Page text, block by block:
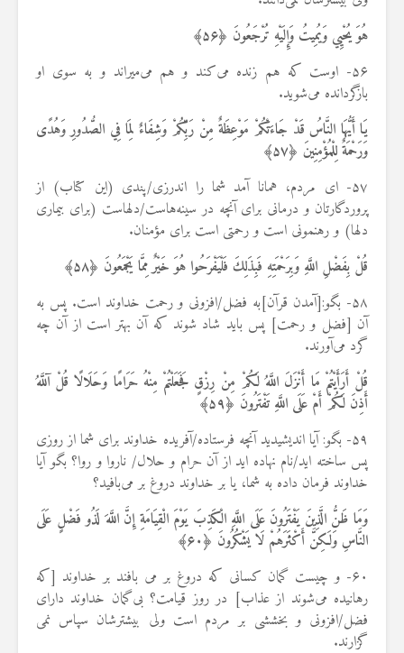
هُوَ يُحْيِي وَيُمِيتُ وَإِلَيْهِ تُرْجَعُونَ ﴿۵۶﴾
۵۶- اوست که هم زنده می‌کند و هم می‌میراند و به سوی او
بازگردانده می‌شوید.
يَا أَيُّهَا النَّاسُ قَدْ جَاءَتْكُمْ مَوْعِظَةٌ مِنْ رَبِّكُمْ وَشِفَاءٌ لِمَا فِي الصُّدُورِ وَهُدًى
وَرَحْمَةٌ لِلْمُؤْمِنِينَ ﴿۵۷﴾
۵۷- ای مردم، همانا آمد شما را اندرزی/پندی (این کتاب) از
پروردگارتان و درمانی برای آنچه در سینه‌هاست/دلهاست (برای بیماری
دلها) و رهنمونی است و رحمتی است برای مؤمنان.
قُلْ بِفَضْلِ اللَّهِ وَبِرَحْمَتِهِ فَبِذَلِكَ فَلْيَفْرَحُوا هُوَ خَيْرٌ مِمَّا يَجْمَعُونَ ﴿۵۸﴾
۵۸- بگو:[آمدن قرآن]به فضل/افزونی و رحمت خداوند است. پس به
آن [فضل و رحمت] پس باید شاد شوند که آن بهتر است از آن چه
گرد می‌آورند.
قُلْ أَرَأَيْتُمْ مَا أَنْزَلَ اللَّهُ لَكُمْ مِنْ رِزْقٍ فَجَعَلْتُمْ مِنْهُ حَرَامًا وَحَلَالًا قُلْ آللَّهُ
أَذِنَ لَكُمْ أَمْ عَلَى اللَّهِ تَفْتَرُونَ ﴿۵۹﴾
۵۹- بگو: آیا اندیشیدید آنچه فرستاده/آفریده خداوند برای شما از روزی
پس ساخته اید/نام نهاده اید از آن حرام و حلال/ ناروا و روا؟ بگو آیا
خداوند فرمان داده به شما، یا بر خداوند دروغ بر می‌بافید؟
وَمَا ظَنُّ الَّذِينَ يَفْتَرُونَ عَلَى اللَّهِ الْكَذِبَ يَوْمَ الْقِيَامَةِ إِنَّ اللَّهَ لَذُو فَضْلٍ عَلَى
النَّاسِ وَلَكِنَّ أَكْثَرَهُمْ لَا يَشْكُرُونَ ﴿۶۰﴾
۶۰- و چیست گمان کسانی که دروغ بر می بافند بر خداوند [که
رهانیده می‌شوند از عذاب] در روز قیامت؟ بی‌گمان خداوند دارای
فضل/افزونی و بخششی بر مردم است ولی بیشترشان سپاس نمی
گزارند.